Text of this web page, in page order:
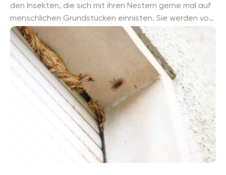
den Insekten, die sich mit ihren Nestern gerne mal auf
menschlichen Grundstücken einnisten. Sie werden von
der Wärme, dem ...